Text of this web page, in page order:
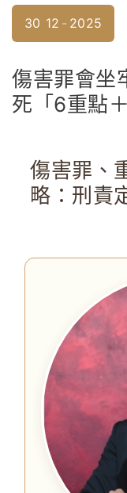
30 12 2025
傷害罪會坐
死「6重點
傷害罪、
略：刑責